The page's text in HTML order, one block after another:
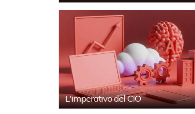
L'imperativo del CIO